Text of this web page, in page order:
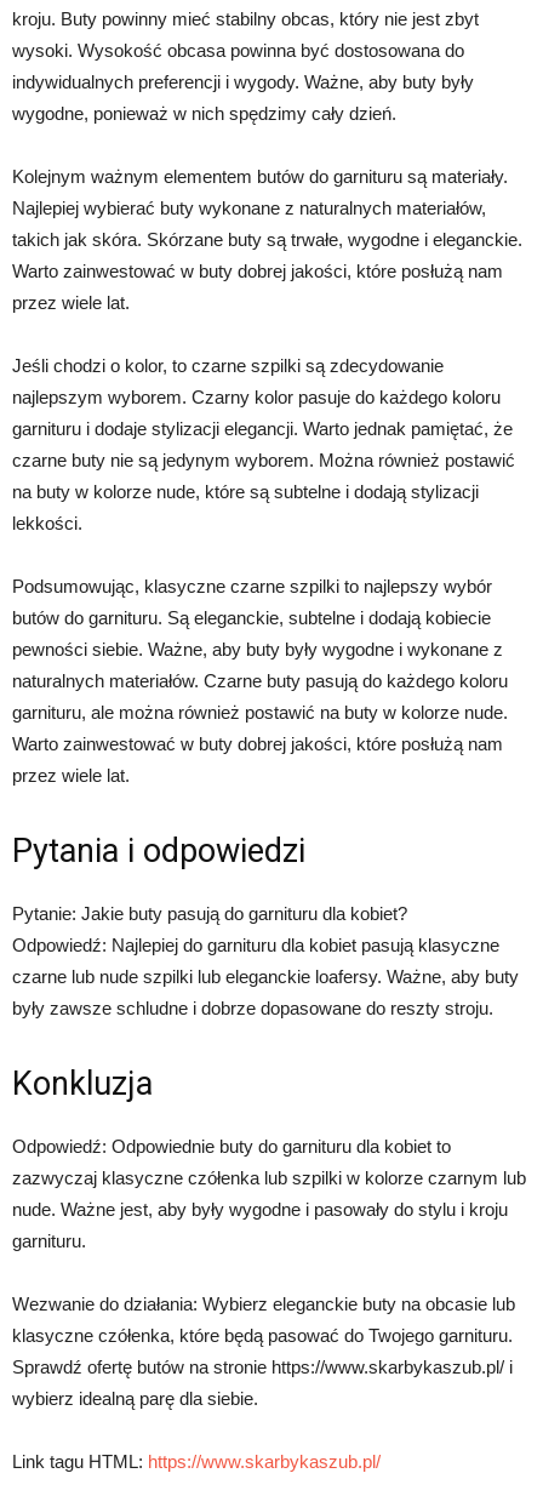
kroju. Buty powinny mieć stabilny obcas, który nie jest zbyt
wysoki. Wysokość obcasa powinna być dostosowana do
indywidualnych preferencji i wygody. Ważne, aby buty były
wygodne, ponieważ w nich spędzimy cały dzień.
Kolejnym ważnym elementem butów do garnituru są materiały.
Najlepiej wybierać buty wykonane z naturalnych materiałów,
takich jak skóra. Skórzane buty są trwałe, wygodne i eleganckie.
Warto zainwestować w buty dobrej jakości, które posłużą nam
przez wiele lat.
Jeśli chodzi o kolor, to czarne szpilki są zdecydowanie
najlepszym wyborem. Czarny kolor pasuje do każdego koloru
garnituru i dodaje stylizacji elegancji. Warto jednak pamiętać, że
czarne buty nie są jedynym wyborem. Można również postawić
na buty w kolorze nude, które są subtelne i dodają stylizacji
lekkości.
Podsumowując, klasyczne czarne szpilki to najlepszy wybór
butów do garnituru. Są eleganckie, subtelne i dodają kobiecie
pewności siebie. Ważne, aby buty były wygodne i wykonane z
naturalnych materiałów. Czarne buty pasują do każdego koloru
garnituru, ale można również postawić na buty w kolorze nude.
Warto zainwestować w buty dobrej jakości, które posłużą nam
przez wiele lat.
Pytania i odpowiedzi
Pytanie: Jakie buty pasują do garnituru dla kobiet?
Odpowiedź: Najlepiej do garnituru dla kobiet pasują klasyczne
czarne lub nude szpilki lub eleganckie loafersy. Ważne, aby buty
były zawsze schludne i dobrze dopasowane do reszty stroju.
Konkluzja
Odpowiedź: Odpowiednie buty do garnituru dla kobiet to
zazwyczaj klasyczne czółenka lub szpilki w kolorze czarnym lub
nude. Ważne jest, aby były wygodne i pasowały do stylu i kroju
garnituru.
Wezwanie do działania: Wybierz eleganckie buty na obcasie lub
klasyczne czółenka, które będą pasować do Twojego garnituru.
Sprawdź ofertę butów na stronie https://www.skarbykaszub.pl/ i
wybierz idealną parę dla siebie.
Link tagu HTML: https://www.skarbykaszub.pl/